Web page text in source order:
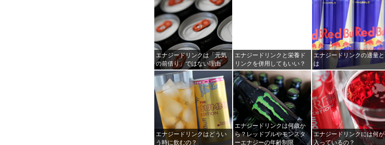
エナジードリンクは「元気
の前借り」ではない理由
エナジードリンクと栄養ド
リンクを併用してもいい？
エナジードリンクの適量と
は
エナジードリンクはどうい
う時に飲むの？
エナジードリンクは何歳か
ら？レッドブルやモンスタ
ーエナジーの年齢制限
エナジードリンクには何が
入っているの？